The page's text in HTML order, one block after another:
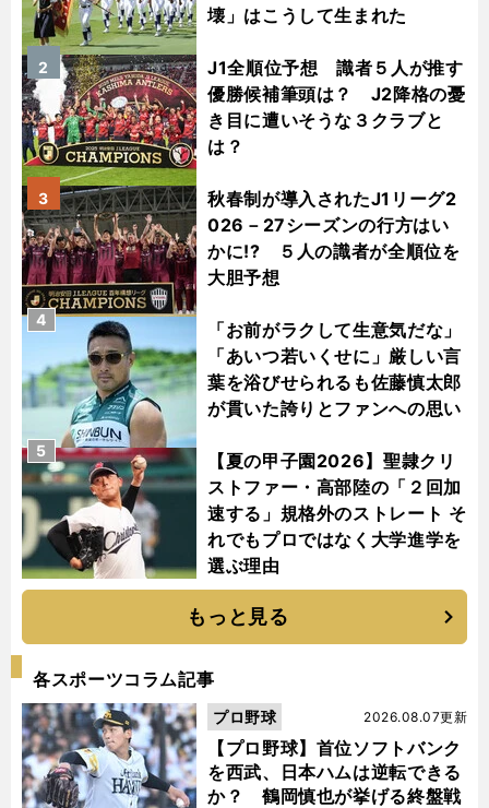
壊」はこうして生まれた
J1全順位予想 識者５人が推す
優勝候補筆頭は？ J2降格の憂
き目に遭いそうな３クラブと
は？
2
秋春制が導入されたJ1リーグ2
026－27シーズンの行方はい
かに!? ５人の識者が全順位を
大胆予想
3
「お前がラクして生意気だな」
「あいつ若いくせに」厳しい言
葉を浴びせられるも佐藤慎太郎
が貫いた誇りとファンへの思い
4
【夏の甲子園2026】聖隷クリ
ストファー・高部陸の「２回加
速する」規格外のストレート そ
れでもプロではなく大学進学を
選ぶ理由
5
もっと見る
各スポーツコラム記事
【プロ野球】首位ソフトバンク
を西武、日本ハムは逆転できる
か？ 鶴岡慎也が挙げる終盤戦
2026.08.07更新
プロ野球